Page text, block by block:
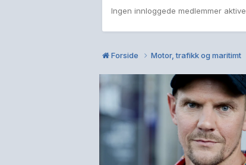
Ingen innloggede medlemmer aktive
Forside Motor, trafikk og maritimt